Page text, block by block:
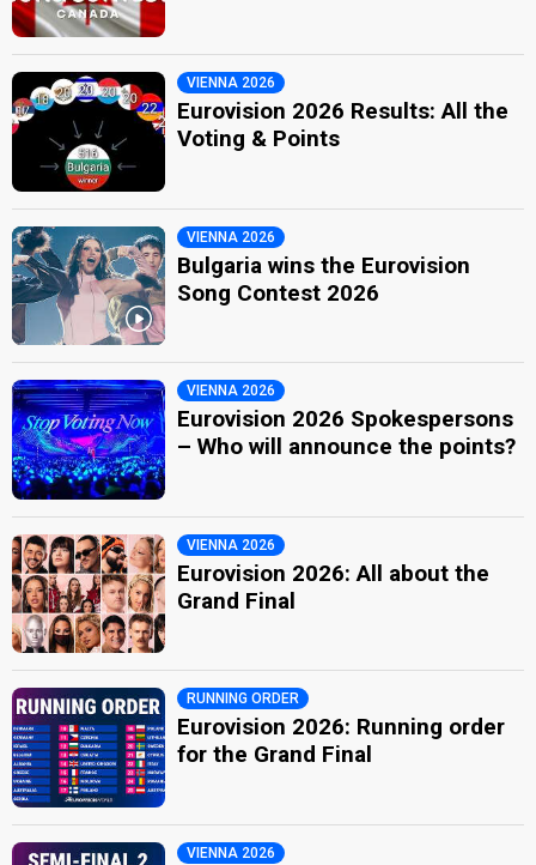
VIENNA 2026
Eurovision 2026 Results: All the
Voting & Points
VIENNA 2026
Bulgaria wins the Eurovision
Song Contest 2026
VIENNA 2026
Eurovision 2026 Spokespersons
– Who will announce the points?
VIENNA 2026
Eurovision 2026: All about the
Grand Final
RUNNING ORDER
Eurovision 2026: Running order
for the Grand Final
VIENNA 2026